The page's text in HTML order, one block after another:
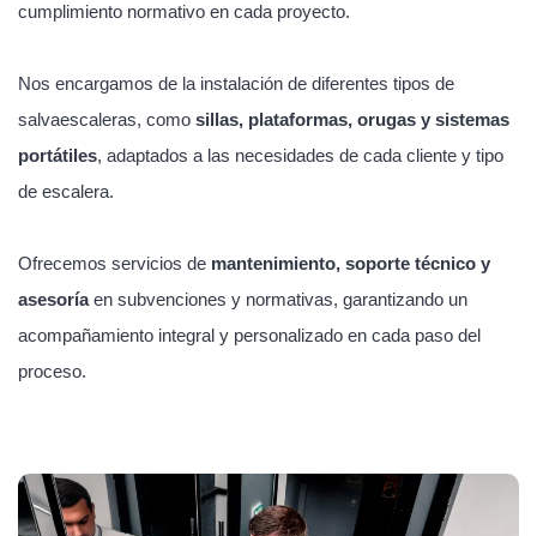
cumplimiento normativo en cada proyecto.
Nos encargamos de la instalación de diferentes tipos de
salvaescaleras, como sillas, plataformas, orugas y sistemas
portátiles, adaptados a las necesidades de cada cliente y tipo
de escalera.
Ofrecemos servicios de mantenimiento, soporte técnico y
asesoríaen subvenciones y normativas, garantizando un
acompañamiento integral y personalizado en cada paso del
proceso.